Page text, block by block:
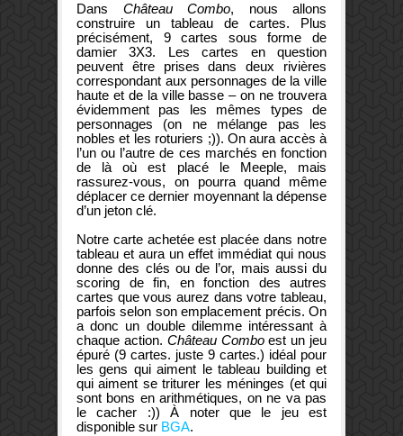
Dans Château Combo, nous allons
construire un tableau de cartes. Plus
précisément, 9 cartes sous forme de
damier 3X3. Les cartes en question
peuvent être prises dans deux rivières
correspondant aux personnages de la ville
haute et de la ville basse – on ne trouvera
évidemment pas les mêmes types de
personnages (on ne mélange pas les
nobles et les roturiers ;)). On aura accès à
l’un ou l’autre de ces marchés en fonction
de là où est placé le Meeple, mais
rassurez-vous, on pourra quand même
déplacer ce dernier moyennant la dépense
d’un jeton clé.
Notre carte achetée est placée dans notre
tableau et aura un effet immédiat qui nous
donne des clés ou de l’or, mais aussi du
scoring de fin, en fonction des autres
cartes que vous aurez dans votre tableau,
parfois selon son emplacement précis. On
a donc un double dilemme intéressant à
chaque action. Château Comboest un jeu
épuré (9 cartes. juste 9 cartes.) idéal pour
les gens qui aiment le tableau building et
qui aiment se triturer les méninges (et qui
sont bons en arithmétiques, on ne va pas
le cacher :)) À noter que le jeu est
disponible sur BGA.